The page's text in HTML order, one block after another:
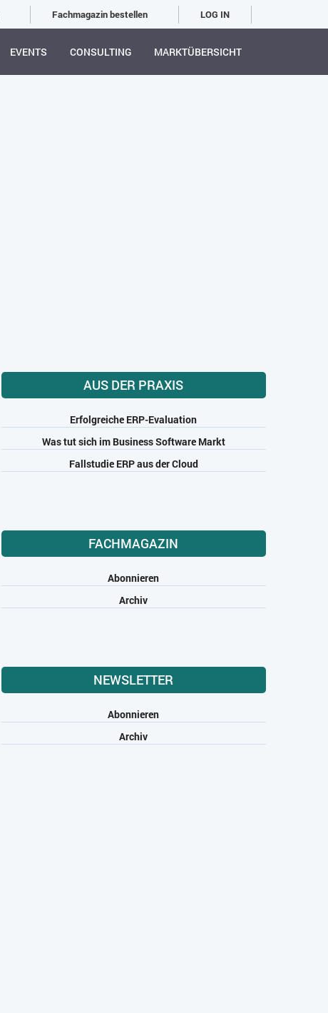
Fachmagazin bestellen LOG IN
EVENTS CONSULTING MARKTÜBERSICHT
AUS DER PRAXIS
Erfolgreiche ERP-Evaluation
Was tut sich im Business Software Markt
Fallstudie ERP aus der Cloud
FACHMAGAZIN
Abonnieren
Archiv
NEWSLETTER
Abonnieren
Archiv